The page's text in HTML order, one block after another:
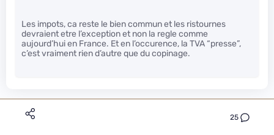
25
Les impots, ca reste le bien commun et les ristournes
devraient etre l’exception et non la regle comme
aujourd’hui en France. Et en l’occurence, la TVA “presse”,
c’est vraiment rien d’autre que du copinage.